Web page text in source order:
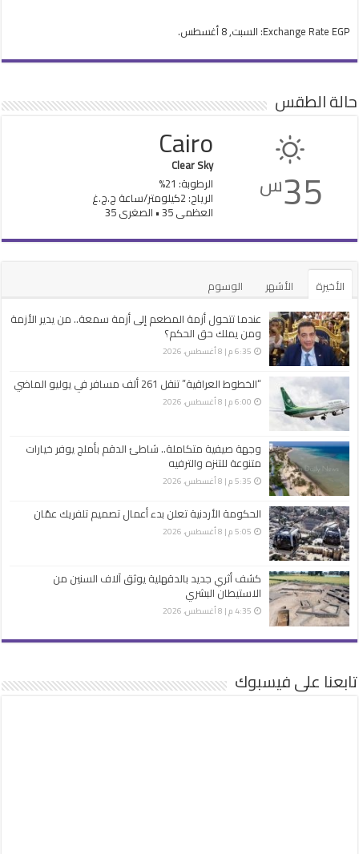
Exchange Rate EGP : السبت, 8 أغسطس.
حالة الطقس
35س
Cairo
Clear Sky
الرطوبة: 21%
الرياح: 2كيلومتر/ساعة ج.ج.غ
العظمى 35 • الصغرى 35
الأخيرة الأشهر
الوسوم
عندما تتحول أزمة المطعم إلى أزمة سمعة.. من يدير الأزمة
ومن يملك حق الحكم؟
6:35 م | 8 أغسطس، 2026
“الخطوط العراقية” تنقل 261 ألف مسافر في يوليو الماضي
6:00 م | 8 أغسطس، 2026
وجهة صيفية متكاملة.. شاطئ الدقم بأملج يوفر خيارات
متنوعة للتنزه والترفيه
5:35 م | 8 أغسطس، 2026
الحكومة الأردنية تعلن بدء أعمال تصميم تلفريك عمّان
5:05 م | 8 أغسطس، 2026
كشف أثري جديد بالدقهلية يوثق آلاف السنين من
الاستيطان البشري
4:35 م | 8 أغسطس، 2026
تابعنا على فيسبوك